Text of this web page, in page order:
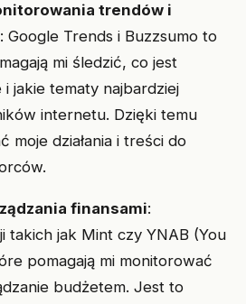
trendów i
: Google Trends i Buzzsumo to
mi śledzić, co jest
jakie tematy najbardziej
internetu. Dzięki temu
moje działania i treści do
finansami:
takich jak Mint czy YNAB (You
pomagają mi monitorować
budżetem. Jest to